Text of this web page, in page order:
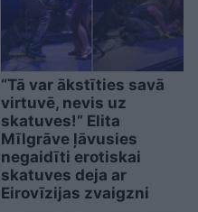
“Tā var ākstīties savā
virtuvē, nevis uz
skatuves!” Elita
Mīlgrāve ļāvusies
negaidīti erotiskai
skatuves deja ar
Eirovīzijas zvaigzni